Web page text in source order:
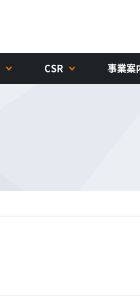
CSR 事業案